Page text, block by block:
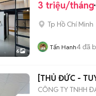
6
3 triệu/tháng
Tp Hồ Chí Minh
Tấn Hanh4đã
CÔNG TY TNHH